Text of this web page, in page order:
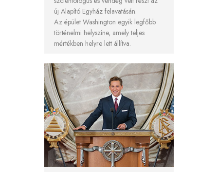
új Alapító Egyház felavatásán.
Az épület Washington egyik legfőbb
történelmi helyszíne, amely teljes
mértékben helyre lett állítva.